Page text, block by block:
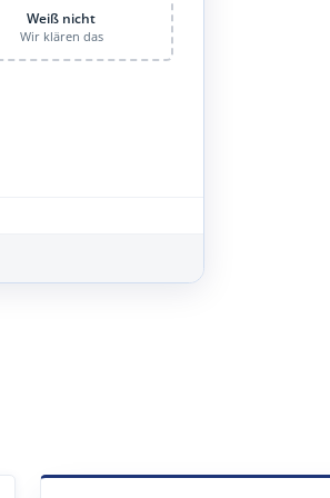
Weiß nicht
Wir klären das